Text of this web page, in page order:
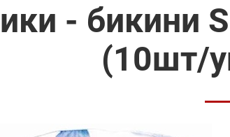
-
(10шт/